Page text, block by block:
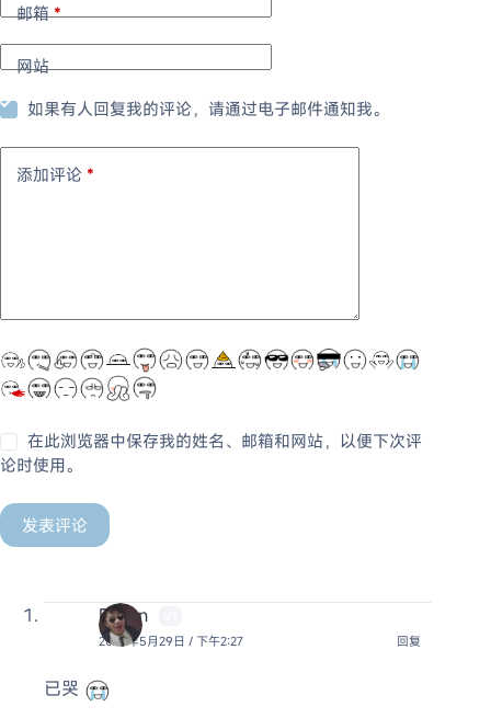
邮箱*
网站
如果有人回复我的评论，请通过电子邮件通知我。
添加评论 *
在此浏览器中保存我的姓名、邮箱和网站，以便下次评
论时使用。
发表评论
Raven
2023年5月29日 / 下午2:27
回复
已哭